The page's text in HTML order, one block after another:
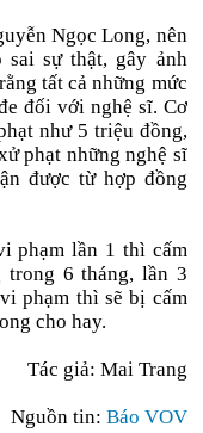
Ngọc Long, nên
sai sự thật, gây ảnh
tất cả những mức
đối với nghệ sĩ. Cơ
như 5 triệu đồng,
phạt những nghệ sĩ
được từ hợp đồng
phạm lần 1 thì cấm
trong 6 tháng, lần 3
phạm thì sẽ bị cấm
cho hay.
Tác giả: Mai Trang
Nguồn tin: Báo VOV